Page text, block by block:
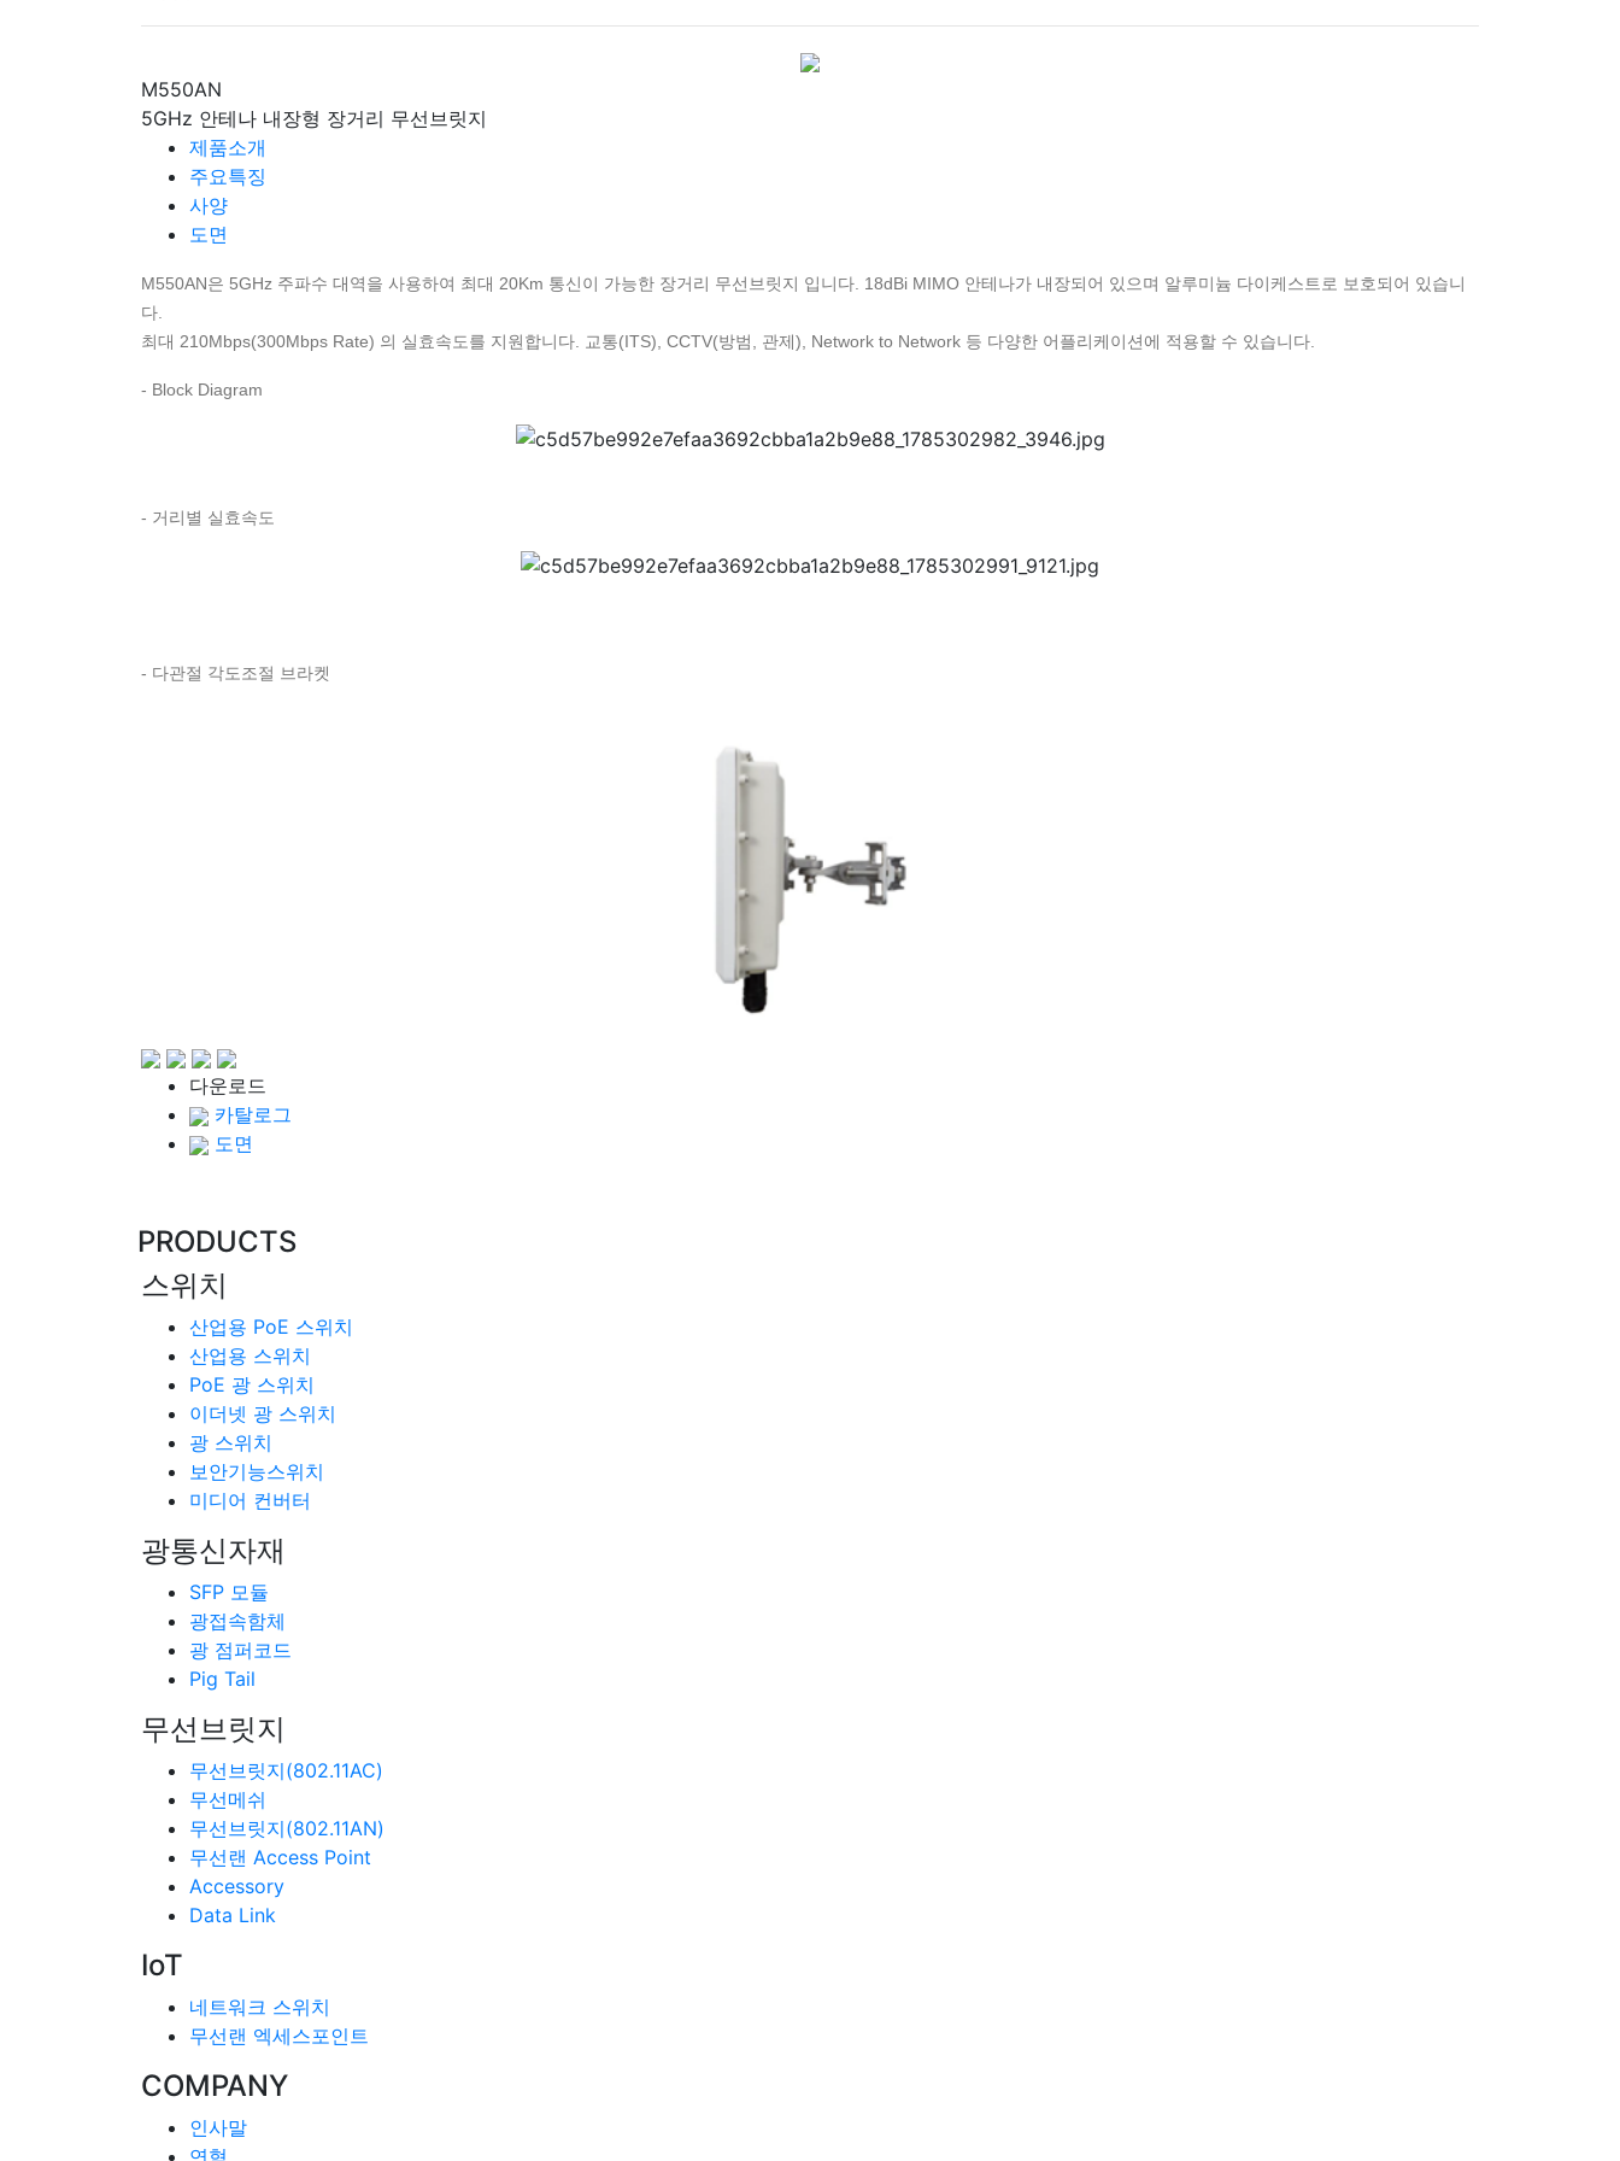
M550AN
5GHz 안테나 내장형 장거리 무선브릿지
제품소개
주요특징
사양
도면
M550AN은 5GHz 주파수 대역을 사용하여 최대 20Km 통신이 가능한 장거리 무선브릿지 입니다. 18dBi MIMO 안테나가 내장되어 있으며 알루미늄 다이케스트로 보호되어 있습니
다.
최대 210Mbps(300Mbps Rate) 의 실효속도를 지원합니다. 교통(ITS), CCTV(방범, 관제), Network to Network 등 다양한 어플리케이션에 적용할 수 있습니다.
- Block Diagram
- 거리별 실효속도
- 다관절 각도조절 브라켓
다운로드
카탈로그
도면
PRODUCTS
스위치
산업용 PoE 스위치
산업용 스위치
PoE 광 스위치
이더넷 광 스위치
광 스위치
보안기능스위치
미디어 컨버터
광통신자재
SFP 모듈
광접속함체
광 점퍼코드
Pig Tail
무선브릿지
무선브릿지(802.11AC)
무선메쉬
무선브릿지(802.11AN)
무선랜 Access Point
Accessory
Data Link
IoT
네트워크 스위치
무선랜 엑세스포인트
COMPANY
인사말
연혁